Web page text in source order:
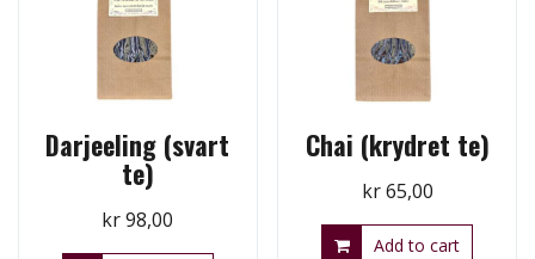
Darjeeling (svart
te)
kr98,00
Chai (krydret te)
kr65,00
Add to cart